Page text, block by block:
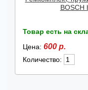
BOSCH
Товар есть на
Цена: 600 р.
Количество: